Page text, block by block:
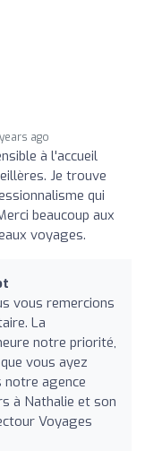
ago
à l'accueil
Je trouve
qui
beaucoup aux
voyages.
vous remercions
La
notre priorité,
vous ayez
notre agence
à Nathalie et son
Voyages